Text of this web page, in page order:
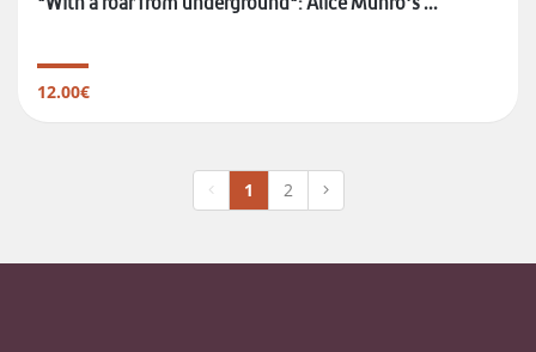
12.00€
1 2